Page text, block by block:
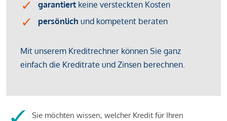
Sie möchten wissen, welcher Kredit für Ihren